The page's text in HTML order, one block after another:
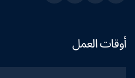
أوقات العمل